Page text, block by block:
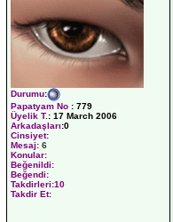
Durumu:
Papatyam No : 779
Üyelik T.: 17 March 2006
Arkadaşları:0
Cinsiyet:
Mesaj: 6
Konular:
Beğenildi:
Beğendi:
Takdirleri:10
Takdir Et: